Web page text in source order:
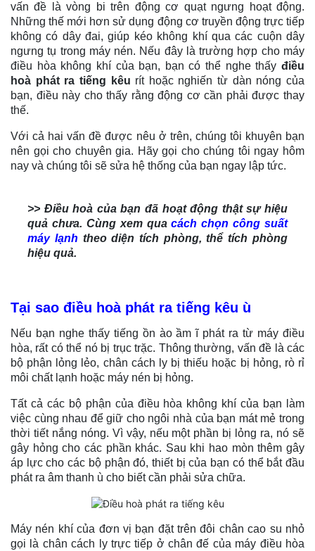
vấn đề là vòng bi trên động cơ quạt ngưng hoạt động.
Những thế mới hơn sử dụng động cơ truyền động trực tiếp
không có dây đai, giúp kéo không khí qua các cuộn dây
ngưng tụ trong máy nén. Nếu đây là trường hợp cho máy
điều hòa không khí của bạn, bạn có thể nghe thấy điều
hoà phát ra tiếng kêu rít hoặc nghiến từ dàn nóng của
bạn, điều này cho thấy rằng động cơ cần phải được thay
thế.
Với cả hai vấn đề được nêu ở trên, chúng tôi khuyên bạn
nên gọi cho chuyên gia. Hãy gọi cho chúng tôi ngay hôm
nay và chúng tôi sẽ sửa hệ thống của bạn ngay lập tức.
>> Điều hoà của bạn đã hoạt động thật sự hiệu
quả chưa. Cùng xem quacách chọn công suất
máy lạnh theo diện tích phòng, thể tích phòng
hiệu quả.
Tại sao điều hoà phát ra tiếng kêu ù
Nếu bạn nghe thấy tiếng ồn ào ầm ĩ phát ra từ máy điều
hòa, rất có thể nó bị trục trặc. Thông thường, vấn đề là các
bộ phận lỏng lẻo, chân cách ly bị thiếu hoặc bị hỏng, rò rỉ
môi chất lạnh hoặc máy nén bị hỏng.
Tất cả các bộ phận của điều hòa không khí của bạn làm
việc cùng nhau để giữ cho ngôi nhà của bạn mát mẻ trong
thời tiết nắng nóng. Vì vậy, nếu một phần bị lỏng ra, nó sẽ
gây hỏng cho các phần khác. Sau khi hao mòn thêm gây
áp lực cho các bộ phận đó, thiết bị của bạn có thể bắt đầu
phát ra âm thanh ù cho biết cần phải sửa chữa.
Máy nén khí của đơn vị bạn đặt trên đôi chân cao su nhỏ
gọi là chân cách ly trực tiếp ở chân đế của máy điều hòa